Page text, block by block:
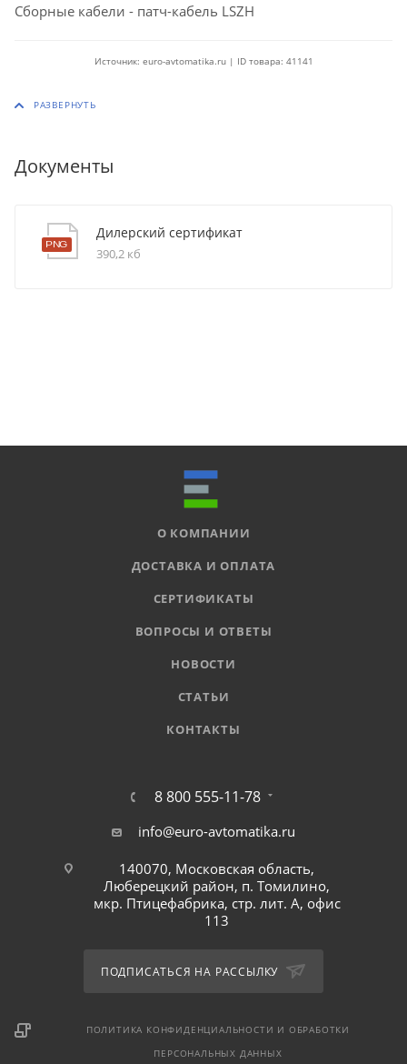
Сборные кабели - патч-кабель LSZH
Источник: euro-avtomatika.ru | ID товара: 41141
Документы
Дилерский сертификат
390,2 кб
О КОМПАНИИ
ДОСТАВКА И ОПЛАТА
СЕРТИФИКАТЫ
ВОПРОСЫ И ОТВЕТЫ
НОВОСТИ
СТАТЬИ
КОНТАКТЫ
8 800 555-11-78
info@euro-avtomatika.ru
140070, Московская область,
Люберецкий район, п. Томилино,
мкр. Птицефабрика, стр. лит. А, офис
113
ПОДПИСАТЬСЯ НА РАССЫЛКУ
ПОЛИТИКА КОНФИДЕНЦИАЛЬНОСТИ И ОБРАБОТКИ
ПЕРСОНАЛЬНЫХ ДАННЫХ